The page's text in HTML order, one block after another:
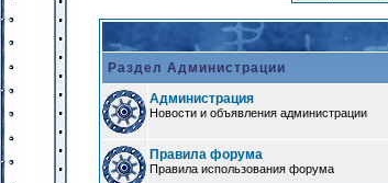
Раздел Администрации
Администрация
Новости и объявления администрации
Правила форума
Правила использования форума